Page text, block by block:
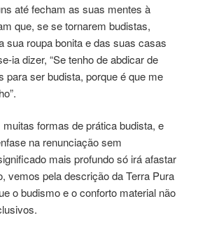
até fecham as suas mentes à
que, se se tornarem budistas,
sua roupa bonita e das suas casas
ia dizer, “Se tenho de abdicar de
para ser budista, porque é que me
formas de prática budista, e
na renunciação sem
mais profundo só irá afastar
vemos pela descrição da Terra Pura
o budismo e o conforto material não